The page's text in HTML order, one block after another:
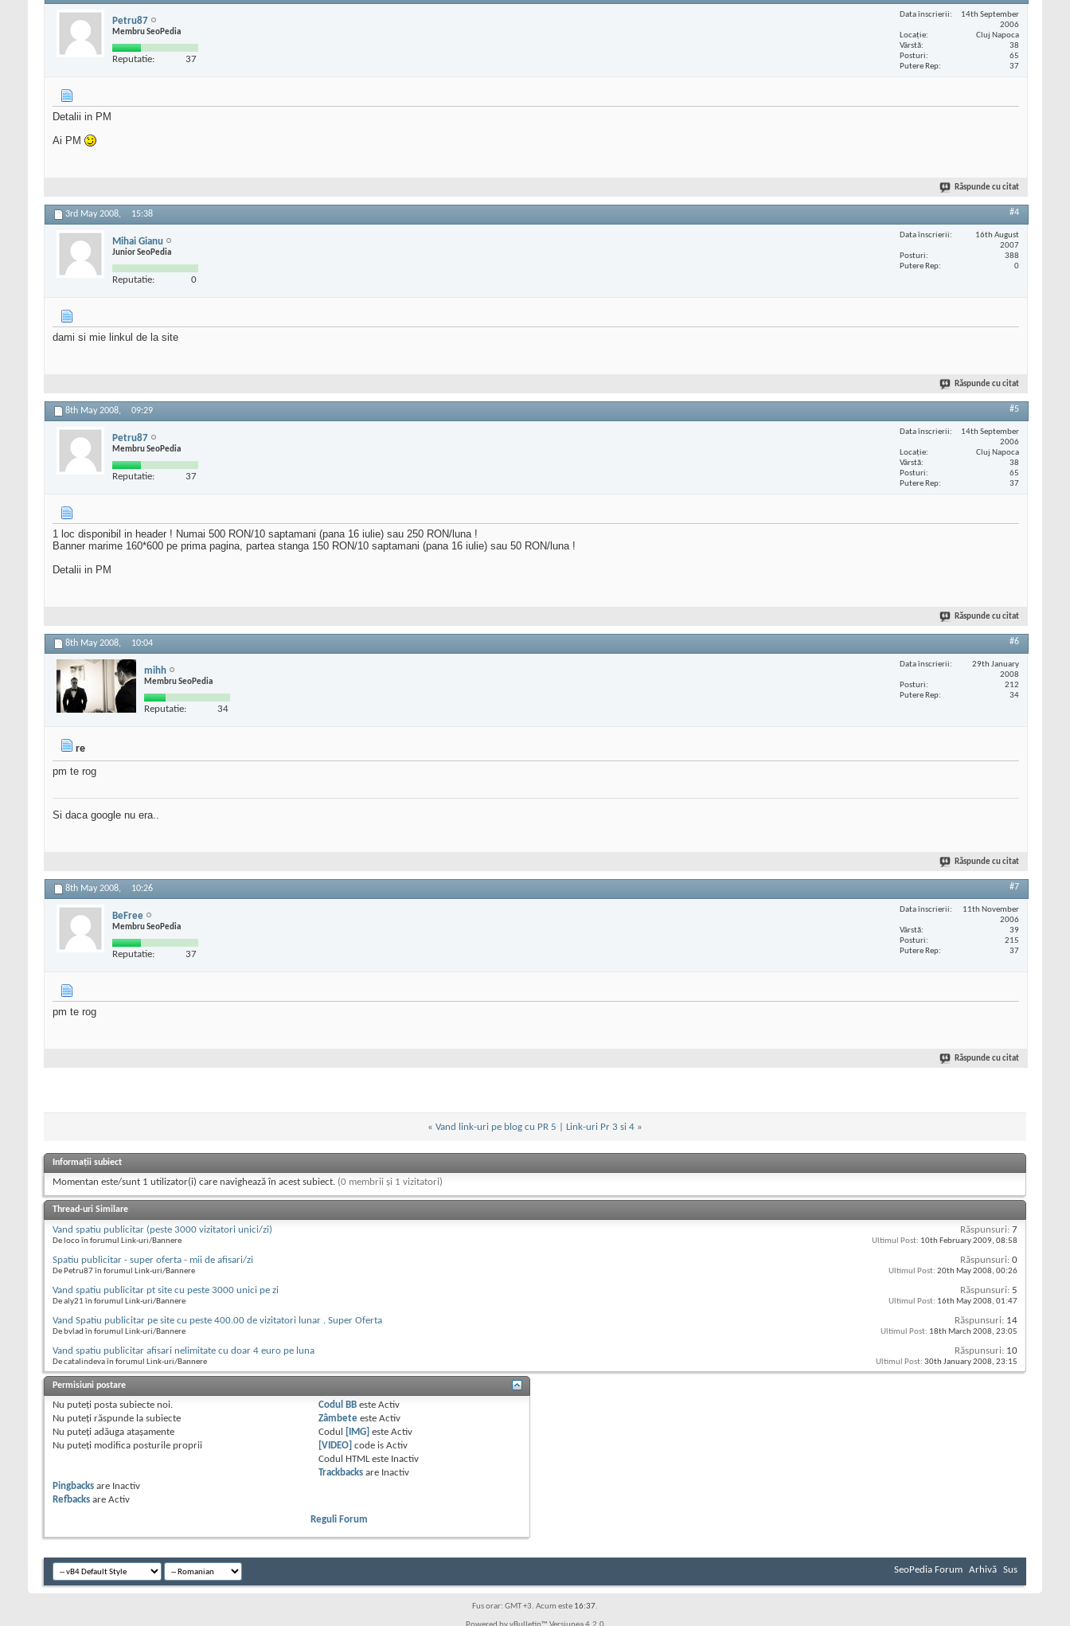
Petru87
Membru SeoPedia
Reputatie: 37
Data înscrierii
14th September
2006
Locaţie
Cluj Napoca
Vârstă
38
Posturi
65
Putere Rep
37
Detalii in PM
Ai PM
Răspunde cu citat
3rd May 2008, 15:38 #4
Mihai Gianu
Junior SeoPedia
Reputatie: 0
Data înscrierii
16th August
2007
Posturi
388
Putere Rep
0
dami si mie linkul de la site
Răspunde cu citat
8th May 2008, 09:29 #5
Petru87
Membru SeoPedia
Reputatie: 37
Data înscrierii
14th September
2006
Locaţie
Cluj Napoca
Vârstă
38
Posturi
65
Putere Rep
37
1 loc disponibil in header ! Numai 500 RON/10 saptamani (pana 16 iulie) sau 250 RON/luna !
Banner marime 160*600 pe prima pagina, partea stanga 150 RON/10 saptamani (pana 16 iulie) sau 50 RON/luna !
Detalii in PM
Răspunde cu citat
8th May 2008, 10:04 #6
mihh
Membru SeoPedia
Reputatie: 34
Data înscrierii
29th January
2008
Posturi
212
Putere Rep
34
re
pm te rog
Si daca google nu era..
Răspunde cu citat
8th May 2008, 10:26 #7
BeFree
Membru SeoPedia
Reputatie: 37
Data înscrierii
11th November
2006
Vârstă
39
Posturi
215
Putere Rep
37
pm te rog
Răspunde cu citat
« Vand link-uri pe blog cu PR 5 Link-uri Pr 3 si 4 »
Informații subiect
Momentan este/sunt 1 utilizator(i) care navighează în acest subiect. (0 membrii și 1 vizitatori)
Thread-uri Similare
Vand spatiu publicitar (peste 3000 vizitatori unici/zi)
De loco în forumul Link-uri/Bannere
Răspunsuri: 7
Ultimul Post: 10th February 2009, 08:58
Spatiu publicitar - super oferta - mii de afisari/zi
De Petru87 în forumul Link-uri/Bannere
Răspunsuri: 0
Ultimul Post: 20th May 2008, 00:26
Vand spatiu publicitar pt site cu peste 3000 unici pe zi
De aly21 în forumul Link-uri/Bannere
Răspunsuri: 5
Ultimul Post: 16th May 2008, 01:47
Vand Spatiu publicitar pe site cu peste 400.00 de vizitatori lunar . Super Oferta
De bvlad în forumul Link-uri/Bannere
Răspunsuri: 14
Ultimul Post: 18th March 2008, 23:05
Vand spatiu publicitar afisari nelimitate cu doar 4 euro pe luna
De catalindeva în forumul Link-uri/Bannere
Răspunsuri: 10
Ultimul Post: 30th January 2008, 23:15
Permisiuni postare
Nu puteţi posta subiecte noi.
Nu puteţi răspunde la subiecte
Nu puteţi adăuga ataşamente
Nu puteţi modifica posturile proprii
Codul BB esteActiv
Zâmbete esteActiv
Codul
[IMG] esteActiv
[VIDEO] code isActiv
Codul HTML este Inactiv
Trackbacks are Inactiv
Pingbacks are Inactiv
Refbacks are Activ
Reguli Forum
SeoPedia Forum Arhivă Sus
Fus orar: GMT +3. Acum este 16:37.